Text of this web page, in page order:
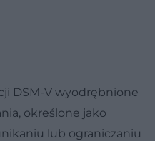
DSM-V wyodrębnione
określone jako
lub ograniczaniu